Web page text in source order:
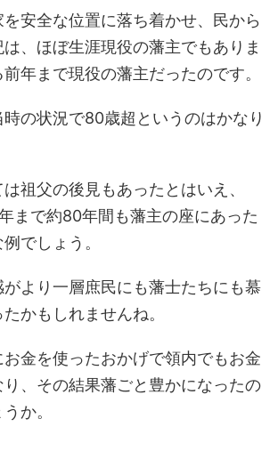
安全な位置に落ち着かせ、民から
、ほぼ生涯現役の藩主でもありま
年まで現役の藩主だったのです。
の状況で80歳超というのはかなり
祖父の後見もあったとはいえ、
まで約80年間も藩主の座にあった
でしょう。
がより一層庶民にも藩士たちにも慕
かもしれませんね。
金を使ったおかげで領内でもお金
、その結果藩ごと豊かになったの
か。